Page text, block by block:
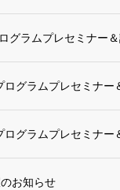
グラムプレセミナー＆
グラムプレセミナー
グラムプレセミナー
お知らせ